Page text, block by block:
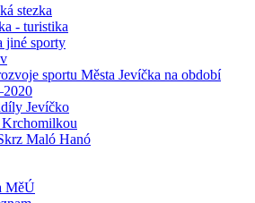
stezka
- turistika
jiné sporty
sportu Města Jevíčka na období
Jevíčko
Krchomilkou
Maló Hanó
MěÚ